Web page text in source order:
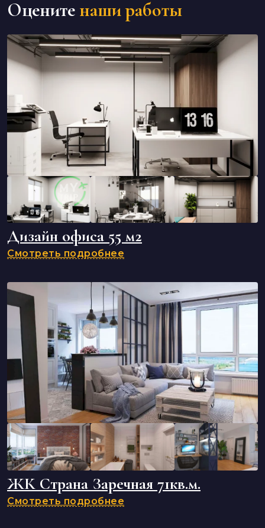
Оцените наши работы
Дизайн офиса 55 м2
Смотреть подробнее
ЖК Страна Заречная 71кв.м.
Смотреть подробнее